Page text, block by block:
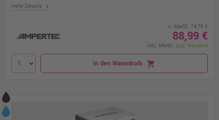
mehr Details chevron_right
o. MwSt. 74,78 €
88,99 €
inkl. MwSt. zzgl. Versand
In den Warenkorb shopping_cart